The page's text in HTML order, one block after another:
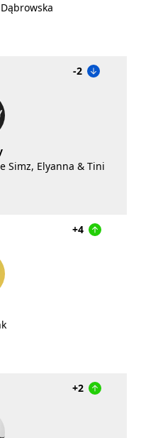
-2
Simz, Elyanna & Tini
+4
+2